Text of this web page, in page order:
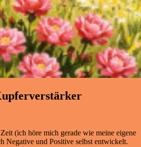
(ich höre mich gerade wie meine eigene
Negative und Positive selbst entwickelt.